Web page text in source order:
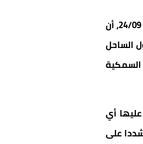
واوضحت كتابة الدولة في في قرارها المرقم ب 24/10 والمتعلق بتعديل المادة الأولى من المقررالوزاري رقم 24/09، أن
الساحل
السمكية
دون أن يطرأ عليها أي
على